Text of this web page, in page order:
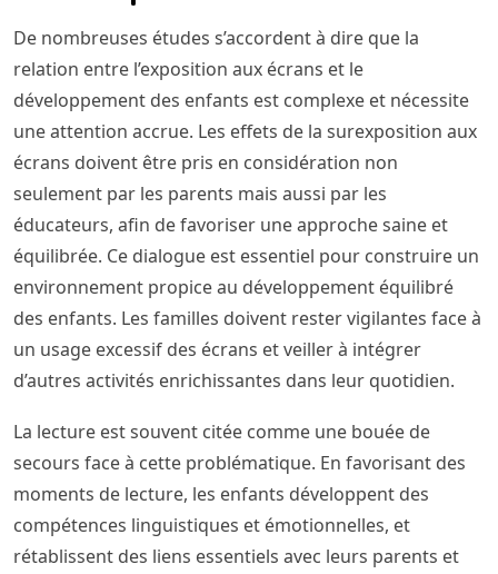
De nombreuses études s’accordent à dire que la
relation entre l’exposition aux écrans et le
développement des enfants est complexe et nécessite
une attention accrue. Les effets de la surexposition aux
écrans doivent être pris en considération non
seulement par les parents mais aussi par les
éducateurs, afin de favoriser une approche saine et
équilibrée. Ce dialogue est essentiel pour construire un
environnement propice au développement équilibré
des enfants. Les familles doivent rester vigilantes face à
un usage excessif des écrans et veiller à intégrer
d’autres activités enrichissantes dans leur quotidien.
La lecture est souvent citée comme une bouée de
secours face à cette problématique. En favorisant des
moments de lecture, les enfants développent des
compétences linguistiques et émotionnelles, et
rétablissent des liens essentiels avec leurs parents et